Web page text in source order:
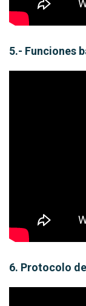
5.- Funciones
6. Protocolo